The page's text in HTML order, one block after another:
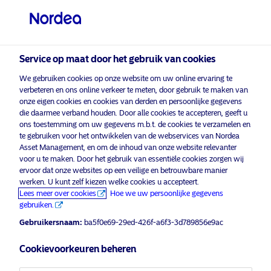
Kies uw beleggersprofiel
Land
België
Taal
Nederlands
Beleggerstype
Professionele belegger
Nordea Asset Management is een van de grootste
vermogensbeheerders in Scandinavië met een
wereldwijde aanwezigheid in Europa, Noord-
Amerika, Zuid-Amerika en Azië.
Service op maat door het gebruik van cookies
We gebruiken cookies op onze website om uw online ervaring te
verbeteren en ons online verkeer te meten, door gebruik te maken van
onze eigen cookies en cookies van derden en persoonlijke gegevens
die daarmee verband houden. Door alle cookies te accepteren, geeft u
ons toestemming om uw gegevens m.b.t. de cookies te verzamelen en
te gebruiken voor het ontwikkelen van de webservices van Nordea
Asset Management, en om de inhoud van onze website relevanter
voor u te maken. Door het gebruik van essentiële cookies zorgen wij
ervoor dat onze websites op een veilige en betrouwbare manier
werken. U kunt zelf kiezen welke cookies u accepteert.
Lees meer over cookies
Hoe we uw persoonlijke gegevens
gebruiken.
Gebruikersnaam: ba5f0e69-29ed-426f-a6f3-3d789856e9ac
Cookievoorkeuren beheren